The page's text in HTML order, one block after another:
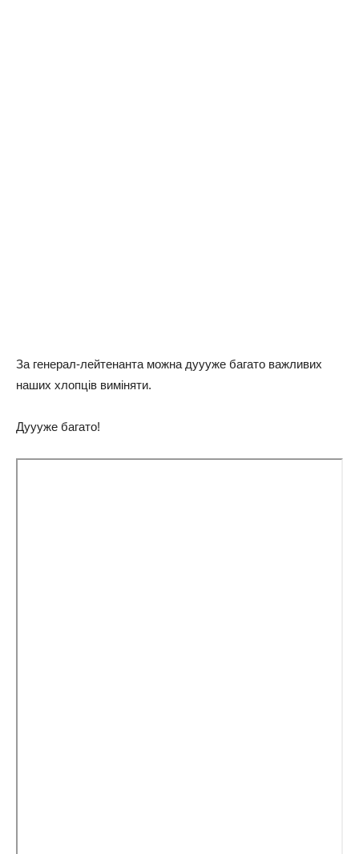
За генерал-лейтенанта можна дуууже багато важливих
наших хлопців виміняти.
Дуууже багато!